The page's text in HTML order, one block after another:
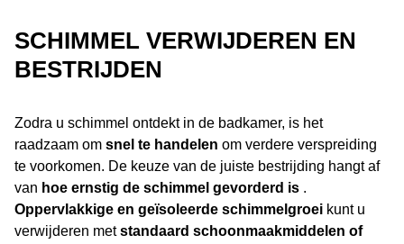
SCHIMMEL VERWIJDEREN EN
BESTRIJDEN
Zodra u schimmel ontdekt in de badkamer, is het
raadzaam om snel te handelen om verdere verspreiding
te voorkomen. De keuze van de juiste bestrijding hangt af
van hoe ernstig de schimmel gevorderd is .
Oppervlakkige en geïsoleerde schimmelgroei kunt u
verwijderen metstandaard schoonmaakmiddelen of